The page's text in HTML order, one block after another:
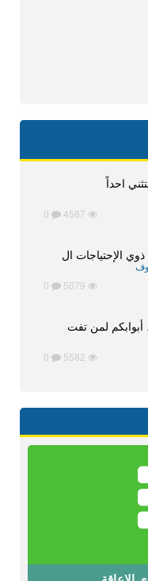
احداً
الإحتياجات ال
أبوابكم لمن تفت